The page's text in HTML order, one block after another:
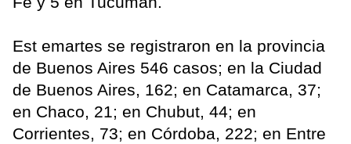
Est emartes se registraron en la provincia
de Buenos Aires 546 casos; en la Ciudad
de Buenos Aires, 162; en Catamarca, 37;
en Chaco, 21; en Chubut, 44; en
Corrientes, 73; en Córdoba, 222; en Entre